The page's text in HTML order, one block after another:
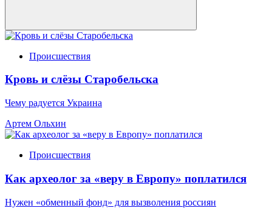
Происшествия
Кровь и слёзы Старобельска
Чему радуется Украина
Артем Ольхин
Происшествия
Как археолог за «веру в Европу» поплатился
Нужен «обменный фонд» для вызволения россиян